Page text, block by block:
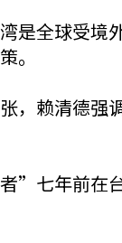
是全球受
。
，赖清德
”七年前在